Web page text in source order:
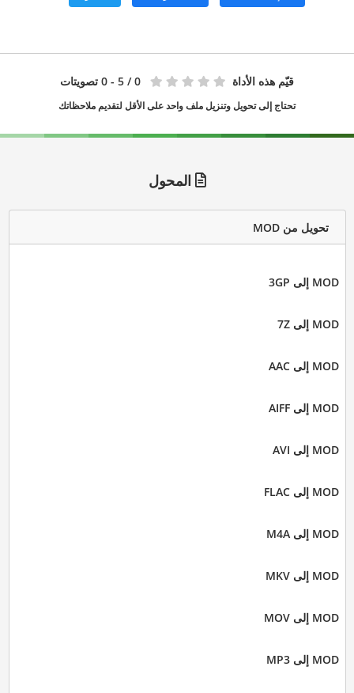
قيّم هذه الأداة 0 / 5 - 0 تصويتات
تحتاج إلى تحويل وتنزيل ملف واحد على الأقل لتقديم ملاحظاتك
المحول
تحويل من MOD
MOD إلى 3GP
MOD إلى 7Z
MOD إلى AAC
MOD إلى AIFF
MOD إلى AVI
MOD إلى FLAC
MOD إلى M4A
MOD إلى MKV
MOD إلى MOV
MOD إلى MP3